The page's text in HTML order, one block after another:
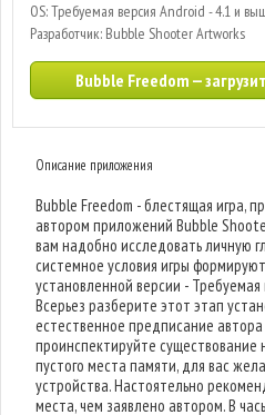
OS: Требуемая версия Android - 4.1 и
Разработчик: Bubble Shooter Artworks
Bubble Freedom —
Описание приложения
Bubble Freedom - блестящая игра,
автором приложений Bubble
вам надобно исследовать личную
системное условия игры
установленной версии -
Всерьез разберите этот этап
естественное предписание
проинспектируйте
пустого места памяти, для вас
устройства. Настоятельно
места, чем заявлено автором. В